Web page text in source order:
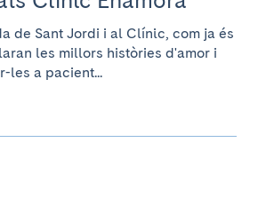
de Sant Jordi i al Clínic, com ja és
les millors històries d'amor i
les a pacient...